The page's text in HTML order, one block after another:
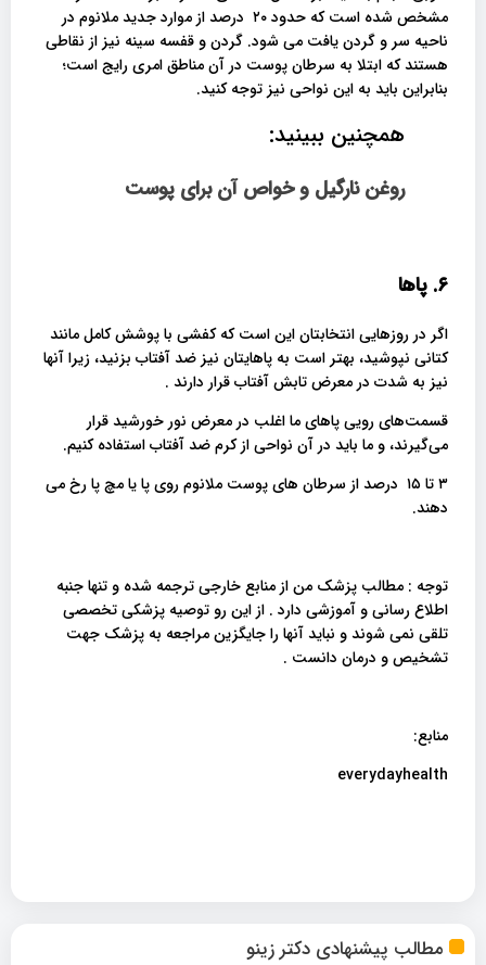
مطالب پیشنهادی دکتر زینو
مشخص شده است که حدود ۲۰ درصد از موارد جدید ملانوم در
ناحیه سر و گردن یافت می شود. گردن و قفسه سینه نیز از نقاطی
هستند که ابتلا به سرطان پوست در آن مناطق امری رایج است؛
بنابراین باید به این نواحی نیز توجه کنید.
همچنین ببینید:
روغن نارگیل و خواص آن برای پوست
۶. پاها
اگر در روزهایی انتخابتان این است که کفشی با پوشش کامل مانند
کتانی نپوشید، بهتر است به پاهایتان نیز ضد آفتاب بزنید، زیرا آنها
نیز به شدت در معرض تابش آفتاب قرار دارند .
قسمت‌های رویی پاهای ما اغلب در معرض نور خورشید قرار
می‌گیرند، و ما باید در آن نواحی از کرم ضد آفتاب استفاده کنیم.
۳ تا ۱۵ درصد از سرطان های پوست ملانوم روی پا یا مچ پا رخ می
دهند.
توجه : مطالب پزشک من از منابع خارجی ترجمه شده و تنها جنبه
اطلاع رسانی و آموزشی دارد . از این رو توصیه پزشکی تخصصی
تلقی نمی شوند و نباید آنها را جایگزین مراجعه به پزشک جهت
تشخیص و درمان دانست .
منابع:
everydayhealth